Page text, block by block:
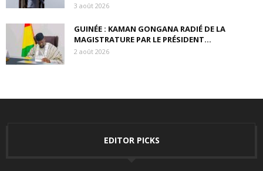
3 août 2026
GUINÉE : KAMAN GONGANA RADIÉ DE LA
MAGISTRATURE PAR LE PRÉSIDENT...
2 août 2026
EDITOR PICKS